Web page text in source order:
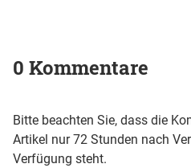
0 Kommentare
Bitte beachten Sie, dass die
Artikel nur 72 Stunden nach
Verfügung steht.